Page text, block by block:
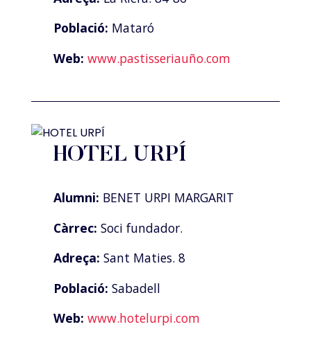
Població: Mataró
Web: www.pastisseriauño.com
HOTEL URPÍ
Alumni: BENET URPI MARGARIT
Càrrec: Soci fundador.
Adreça: Sant Maties. 8
Població: Sabadell
Web: www.hotelurpi.com